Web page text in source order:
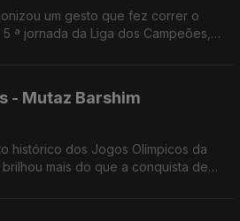
um gesto que fez correr o
ª jornada da Liga dos Campeões,
- Mutaz Barshim
histórico dos Jogos Olímpicos da
mais do que a conquista de